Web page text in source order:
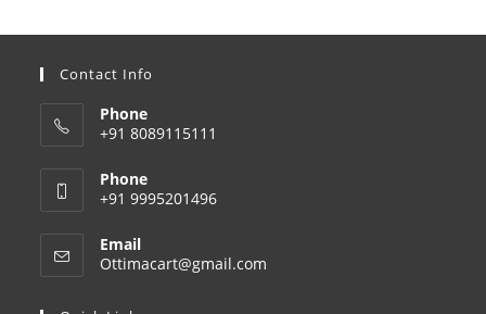
Contact Info
Phone
+91 8089115111
Phone
+91 9995201496
Email
Ottimacart@gmail.com